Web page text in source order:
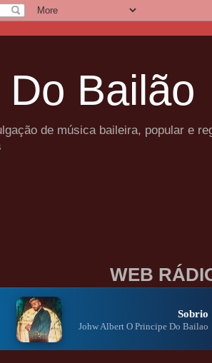
Do Bailão
de música baileira, popular e
WEB